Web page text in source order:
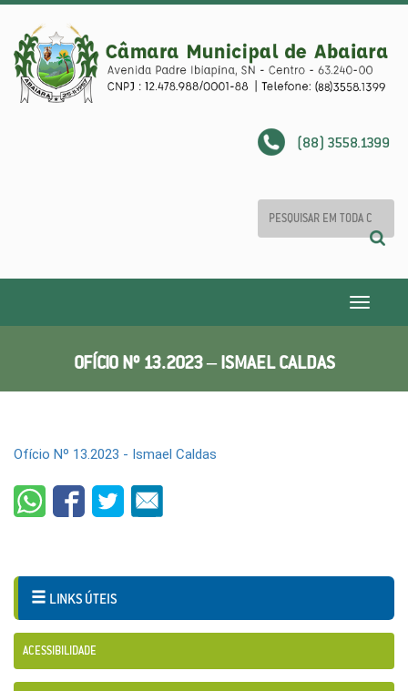
(88) 3558.1399
Toggle
OFÍCIO Nº 13.2023 – ISMAEL CALDAS
Ofício Nº 13.2023 - Ismael Caldas
LINKS ÚTEIS
ACESSIBILIDADE